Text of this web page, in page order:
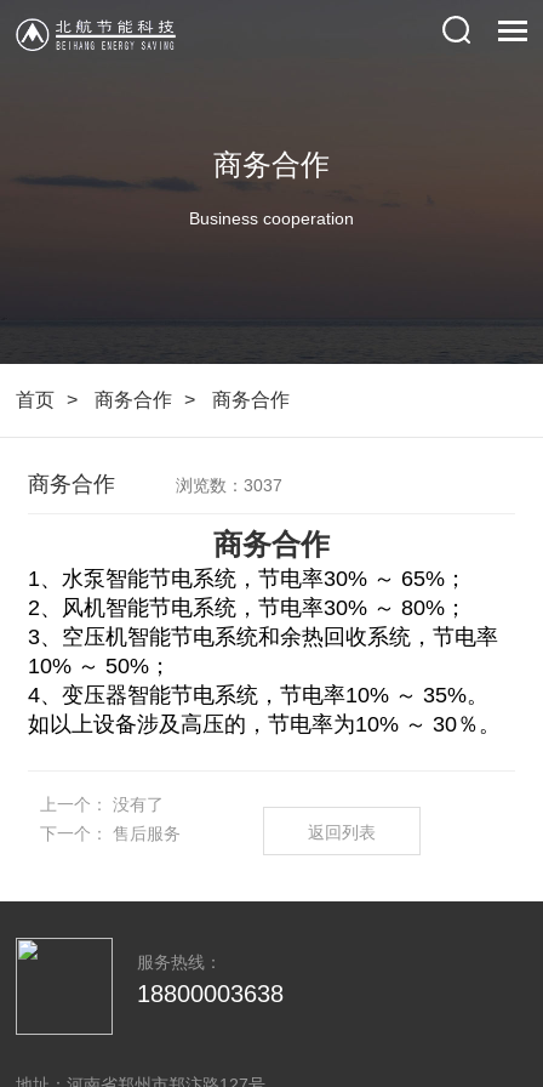
商务合作
Business cooperation
首页 商务合作 商务合作
商务合作 浏览数：3037
商务合作
1、水泵智能节电系统，节电率30% ～ 65% ；
2、风机智能节电系统，节电率30% ～ 80% ；
3、空压机智能节电系统和余热回收系统，节电率
10% ～ 50% ；
4、变压器智能节电系统，节电率10% ～ 35%。
如以上设备涉及高压的，节电率为10% ～ 30％。
上一个：
没有了
下一个：
售后服务 返回列表
服务热线：
18800003638